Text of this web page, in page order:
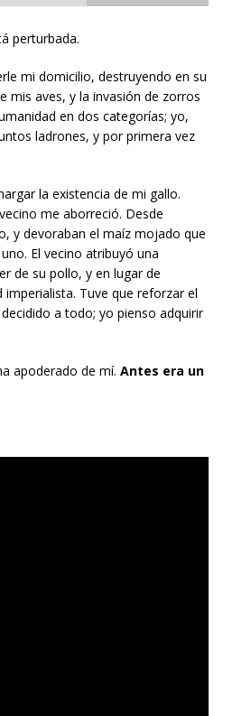
perturbada.
mi domicilio, destruyendo en su
mis aves, y la invasión de zorros
en dos categorías; yo,
ladrones, y por primera vez
la existencia de mi gallo.
me aborreció. Desde
y devoraban el maíz mojado que
El vecino atribuyó una
de su pollo, y en lugar de
Tuve que reforzar el
a todo; yo pienso adquirir
apoderado de mí. Antes era un